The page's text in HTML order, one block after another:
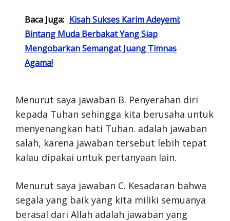
Baca Juga: Kisah Sukses Karim Adeyemi:
Bintang Muda Berbakat Yang Siap
Mengobarkan Semangat Juang Timnas
Agama!
Menurut saya jawaban B. Penyerahan diri
kepada Tuhan sehingga kita berusaha untuk
menyenangkan hati Tuhan. adalah jawaban
salah, karena jawaban tersebut lebih tepat
kalau dipakai untuk pertanyaan lain.
Menurut saya jawaban C. Kesadaran bahwa
segala yang baik yang kita miliki semuanya
berasal dari Allah adalah jawaban yang